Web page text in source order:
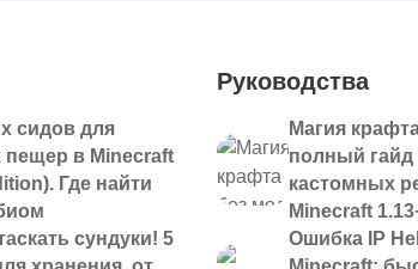
сидов для
в Minecraft
Где найти
сундуки! 5
Руководства
Магия
полный
кастомных
Minecraft
Ошибка IP